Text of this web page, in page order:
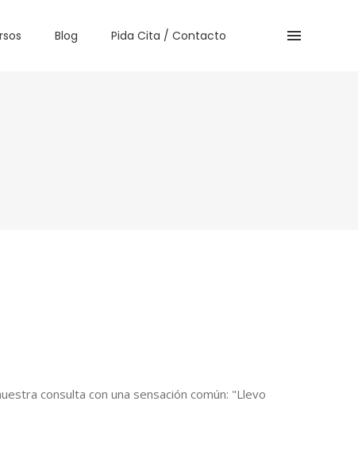
Blog Pida Cita / Contacto
consulta con una sensación común: "Llevo